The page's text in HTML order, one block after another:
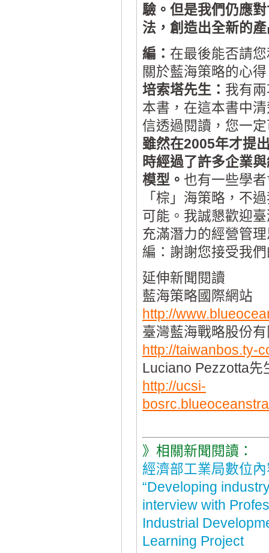
驗。但是我們仍應
法，創造出全新的
編： 在最後能否請
關於藍海策略的心
培索塔先生： 我有
本書，在這本書中
信透過閱讀，您一
雖然在2005年才提
時經過了許多企業
模型。 也有一些學
「棕」海策略，不
可能。我誠懇歡迎
充滿潛力的經營管
編：謝謝您接受我
延伸新聞閱讀
藍海策略國際網站
http://
臺灣藍海戰略股份
http://taiwanbos.ty-
Luciano Pezzotta先
http://ucsi-
》相關新聞閱讀：
經濟部工業局數位
“Developing
interview with
Industrial
Learning Project